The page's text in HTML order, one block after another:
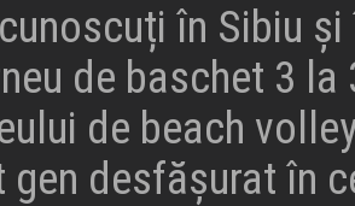
în Sibiu
de baschet 3
de beach
gen desfășurat în